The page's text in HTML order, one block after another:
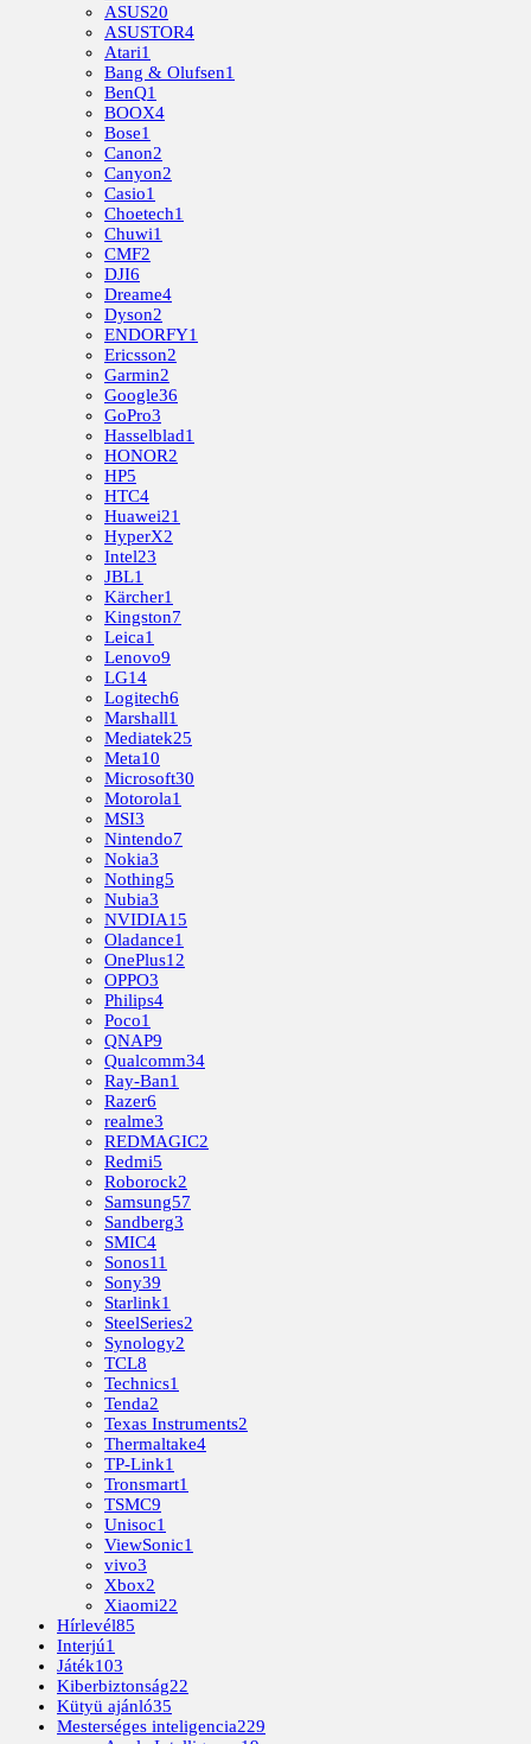
ASUS20
ASUSTOR4
Atari1
Bang & Olufsen1
BenQ1
BOOX4
Bose1
Canon2
Canyon2
Casio1
Choetech1
Chuwi1
CMF2
DJI6
Dreame4
Dyson2
ENDORFY1
Ericsson2
Garmin2
Google36
GoPro3
Hasselblad1
HONOR2
HP5
HTC4
Huawei21
HyperX2
Intel23
JBL1
Kärcher1
Kingston7
Leica1
Lenovo9
LG14
Logitech6
Marshall1
Mediatek25
Meta10
Microsoft30
Motorola1
MSI3
Nintendo7
Nokia3
Nothing5
Nubia3
NVIDIA15
Oladance1
OnePlus12
OPPO3
Philips4
Poco1
QNAP9
Qualcomm34
Ray-Ban1
Razer6
realme3
REDMAGIC2
Redmi5
Roborock2
Samsung57
Sandberg3
SMIC4
Sonos11
Sony39
Starlink1
SteelSeries2
Synology2
TCL8
Technics1
Tenda2
Texas Instruments2
Thermaltake4
TP-Link1
Tronsmart1
TSMC9
Unisoc1
ViewSonic1
vivo3
Xbox2
Xiaomi22
Hírlevél85
Interjú1
Játék103
Kiberbiztonság22
Kütyü ajánló35
Mesterséges inteligencia229